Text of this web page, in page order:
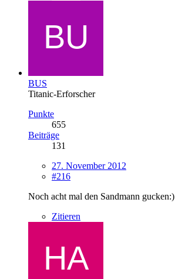
BUS
Titanic-Erforscher
Punkte
655
Beiträge
131
27. November 2012
#216
Noch acht mal den Sandmann gucken:)
Zitieren